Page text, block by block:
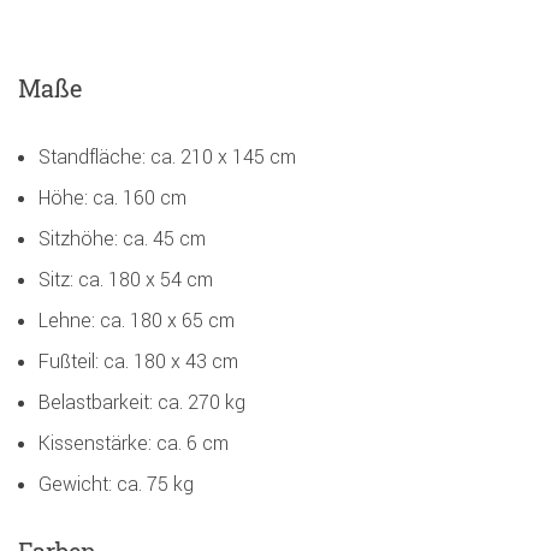
Maße
Standfläche: ca. 210 x 145 cm
Höhe: ca. 160 cm
Sitzhöhe: ca. 45 cm
Sitz: ca. 180 x 54 cm
Lehne: ca. 180 x 65 cm
Fußteil: ca. 180 x 43 cm
Belastbarkeit: ca. 270 kg
Kissenstärke: ca. 6 cm
Gewicht: ca. 75 kg